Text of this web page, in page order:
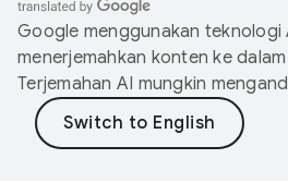
Google menggunakan teknologi
menerjemahkan konten ke
Terjemahan AI mungkin